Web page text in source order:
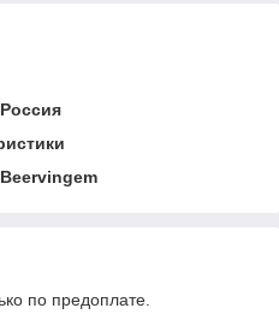
Россия
Beervingem
по предоплате.